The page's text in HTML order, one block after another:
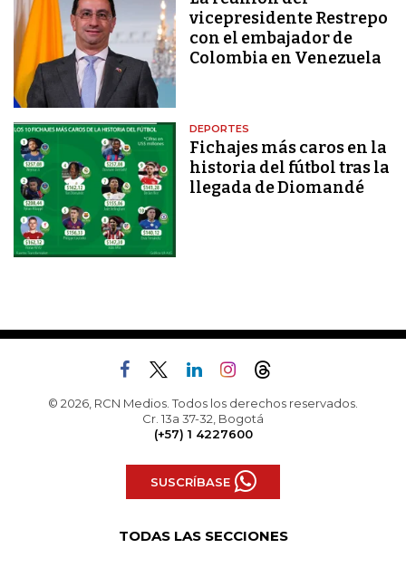
vicepresidente Restrepo
con el embajador de
Colombia en Venezuela
DEPORTES
Fichajes más caros en la
historia del fútbol tras la
llegada de Diomandé
© 2026, RCN Medios. Todos los derechos reservados.
Cr. 13a 37-32, Bogotá
(+57) 1 4227600
SUSCRÍBASE
TODAS LAS SECCIONES